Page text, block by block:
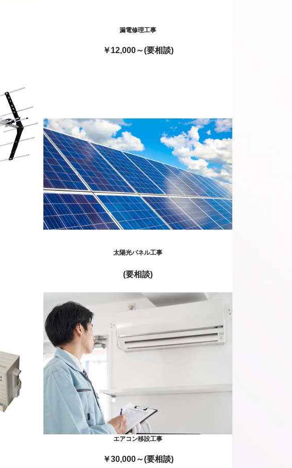
漏電修理工事
￥12,000～(要相談)
太陽光パネル工事
(要相談)
エアコン移設工事
￥30,000～(要相談)